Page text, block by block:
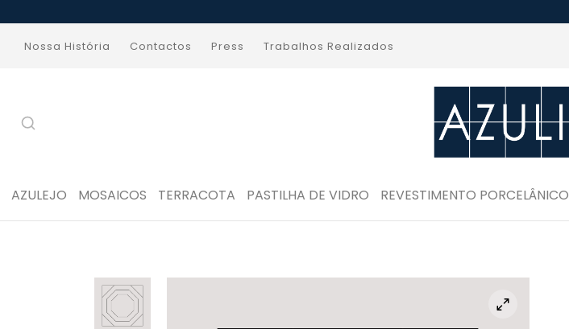
Nossa História Contactos Press Trabalhos Realizados
AZULEJO MOSAICOS TERRACOTA PASTILHA DE VIDRO REVESTIMENTO PORCELÂNICO